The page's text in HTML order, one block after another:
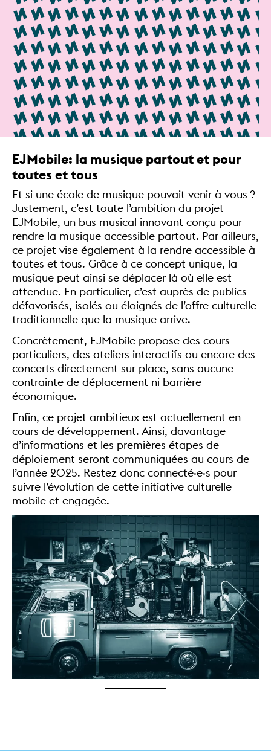
EJMobile: la musique partout et pour
toutes et tous
Et si une école de musique pouvait venir à vous ?
Justement, c’est toute l’ambition du projet
EJMobile, un bus musical innovant conçu pour
rendre la musique accessible partout. Par ailleurs,
ce projet vise également à la rendre accessible à
toutes et tous. Grâce à ce concept unique, la
musique peut ainsi se déplacer là où elle est
attendue. En particulier, c’est auprès de publics
défavorisés, isolés ou éloignés de l’offre culturelle
traditionnelle que la musique arrive.
Concrètement, EJMobile propose des cours
particuliers, des ateliers interactifs ou encore des
concerts directement sur place, sans aucune
contrainte de déplacement ni barrière
économique.
Enfin, ce projet ambitieux est actuellement en
cours de développement. Ainsi, davantage
d’informations et les premières étapes de
déploiement seront communiquées au cours de
l’année 2025. Restez donc connecté·e·s pour
suivre l’évolution de cette initiative culturelle
mobile et engagée.